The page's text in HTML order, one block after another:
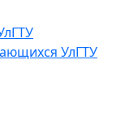
УлГТУ